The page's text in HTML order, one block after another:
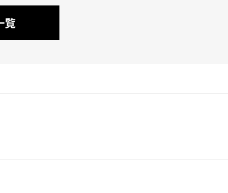
覧